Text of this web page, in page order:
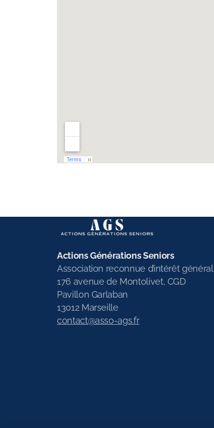
Actions Générations Seniors
Association reconnue d’intérêt général
176 avenue de Montolivet, CGD
Pavillon Garlaban
13012 Marseille
contact@asso-ags.fr